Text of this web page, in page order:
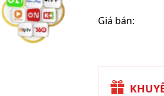
Giá bán: